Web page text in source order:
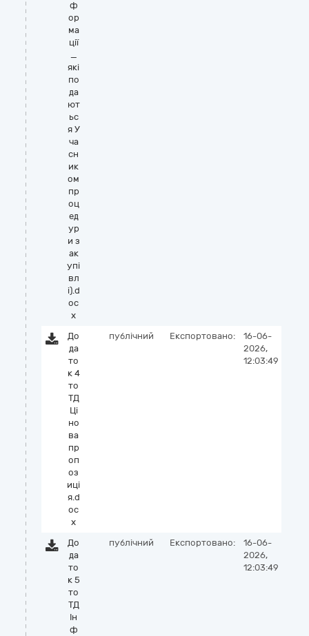
ф
ор
ма
ції
_
які
по
да
ют
ьс
я У
ча
сн
ик
ом
пр
оц
ед
ур
и з
ак
упі
вл
і).d
oc
x
До
да
то
к 4
то
ТД
Ці
но
ва
пр
оп
оз
иці
я.d
oc
x
публічний Експортовано:
16-06-
2026,
12:03:49
До
да
то
к 5
то
ТД
Ін
ф
публічний Експортовано:
16-06-
2026,
12:03:49